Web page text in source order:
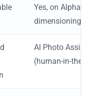
Yes, on
dimensioning +
AI Photo
(human-in-the-